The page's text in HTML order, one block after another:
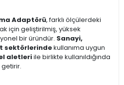
Adaptörü, farklı ölçülerdeki
için geliştirilmiş, yüksek
bir üründür. Sanayi,
sektörlerindekullanıma uygun
aletleriile birlikte kullanıldığında